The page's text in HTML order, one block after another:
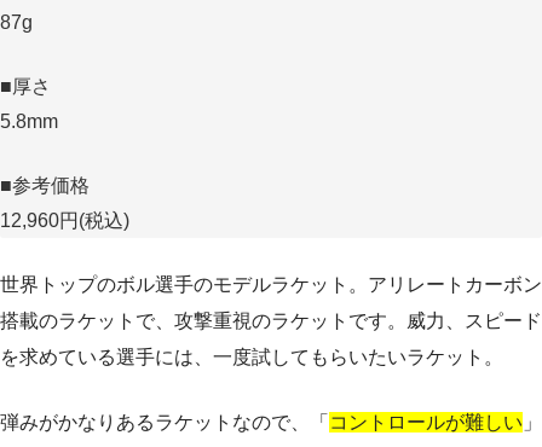
87g
■厚さ
5.8mm
■参考価格
12,960円(税込)
世界トップのボル選手のモデルラケット。アリレートカーボン
搭載のラケットで、攻撃重視のラケットです。威力、スピード
を求めている選手には、一度試してもらいたいラケット。
弾みがかなりあるラケットなので、「 コントロールが難しい 」